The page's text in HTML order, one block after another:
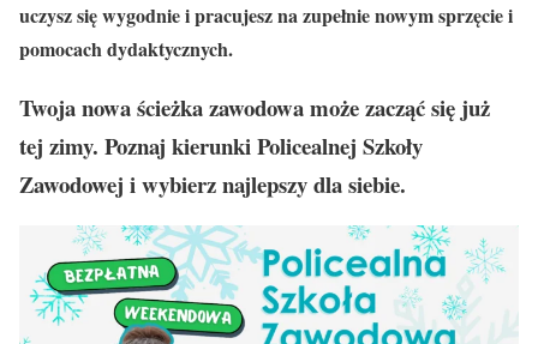
uczysz się wygodnie i pracujesz na zupełnie nowym sprzęcie i
pomocach dydaktycznych.
Twoja nowa ścieżka zawodowa może zacząć się już
tej zimy. Poznaj kierunki Policealnej Szkoły
Zawodowej i wybierz najlepszy dla siebie.